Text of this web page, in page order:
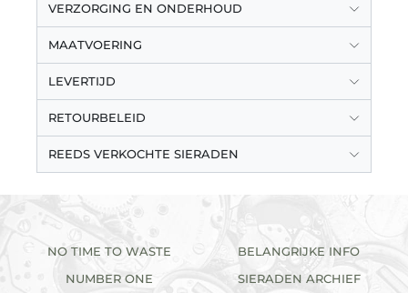
VERZORGING EN ONDERHOUD
MAATVOERING
LEVERTIJD
RETOURBELEID
REEDS VERKOCHTE SIERADEN
NO TIME TO WASTE
NUMBER ONE
BELANGRIJKE INFO
SIERADEN ARCHIEF